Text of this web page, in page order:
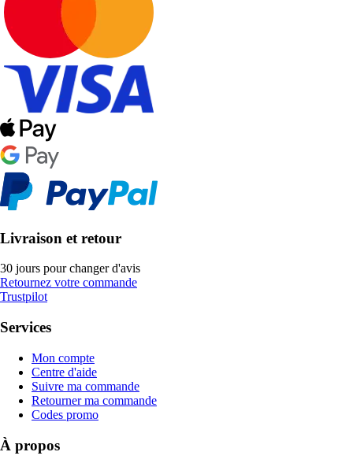
Livraison et retour
30 jours pour changer d'avis
Retournez votre commande
Trustpilot
Services
Mon compte
Centre d'aide
Suivre ma commande
Retourner ma commande
Codes promo
À propos